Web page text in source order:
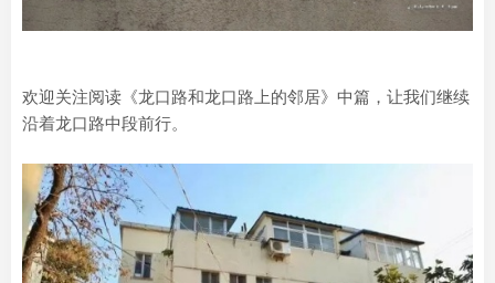
欢迎关注阅读《龙口路和龙口路上的邻居》中篇，让我们继续
沿着龙口路中段前行。